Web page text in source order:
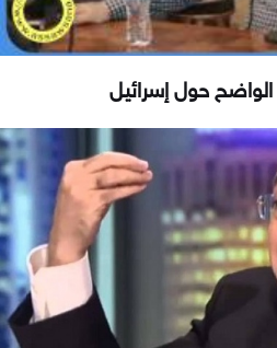
الواضح حول إسرائيل